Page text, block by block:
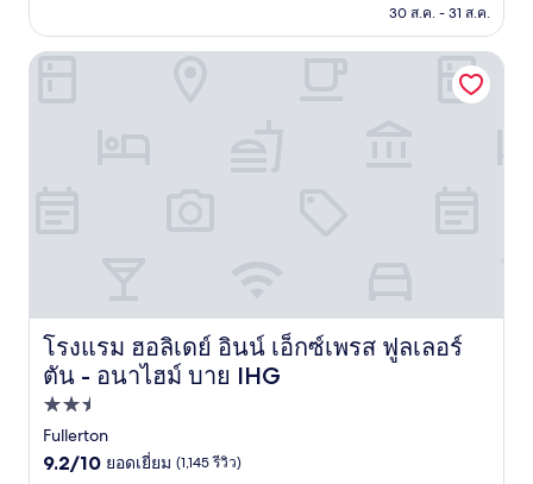
(2,956
รีวิว)
฿4,021
30 ส.ค. - 31 ส.ค.
โรงแรม ฮอลิเดย์ อินน์ เอ็กซ์เพรส ฟูลเลอร์
ตัน - อนาไฮม์ บาย IHG
โรงแรม ฮอลิเดย์ อินน์ เอ็กซ์เพรส ฟูลเลอร์ตัน - อนาไฮม์ บา
ที่พัก
2.5
ดาว
Fullerton
9.2
9.2/10 ยอดเยี่ยม (1,145 รีวิว)
โรงแรม ฮอลิเดย์ อินน์ เอ็กซ์เพรส ฟูลเลอร์ตัน - อนาไฮม์ บาย